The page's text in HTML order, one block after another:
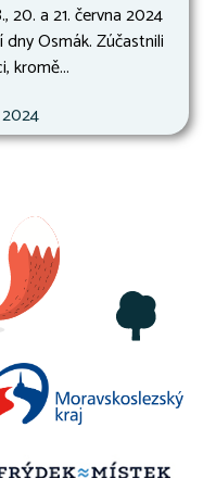
20. a 21. června 2024
Osmák. Zúčastnili
kromě...